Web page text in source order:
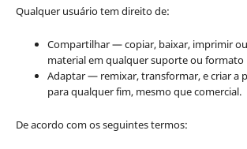
Qualquer usuário tem direito de:
Compartilhar — copiar, baixar, imprimir
material em qualquer suporte ou formato
Adaptar — remixar, transformar, e criar a
para qualquer fim, mesmo que comercial.
De acordo com os seguintes termos: